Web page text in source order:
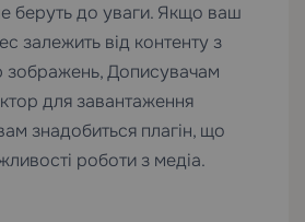
беруть до уваги. Якщо ваш
залежить від контенту з
зображень, Дописувачам
для завантаження
знадобиться плагін, що
роботи з медіа.